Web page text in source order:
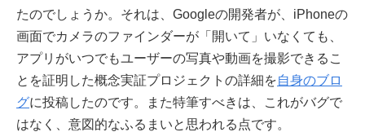
たのでしょうか。それは、Googleの開発者が、iPhoneの
画面でカメラのファインダーが「開いて」いなくても、
アプリがいつでもユーザーの写真や動画を撮影できるこ
とを証明した概念実証プロジェクトの詳細を自身のブロ
グに投稿したのです。また特筆すべきは、これがバグで
はなく、意図的なふるまいと思われる点です。